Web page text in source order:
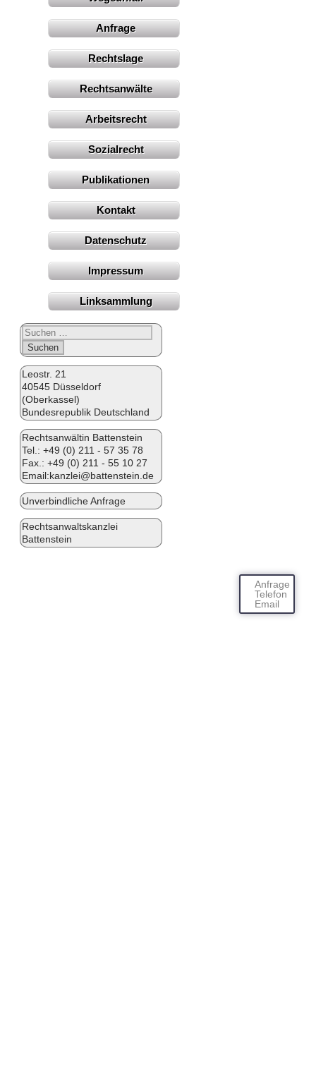
Anfrage
Rechtslage
Rechtsanwälte
Arbeitsrecht
Sozialrecht
Publikationen
Kontakt
Datenschutz
Impressum
Linksammlung
Suchen
nach:
Leostr. 21
40545 Düsseldorf
(Oberkassel)
Bundesrepublik Deutschland
Rechtsanwältin Battenstein
Tel.: +49 (0) 211 - 57 35 78
Fax.: +49 (0) 211 - 55 10 27
Email:kanzlei@battenstein.de
Unverbindliche Anfrage
Rechtsanwaltskanzlei
Battenstein
Anfrage
Telefon
Email